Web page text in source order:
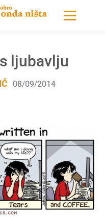
ljubavlju
08/09/2014